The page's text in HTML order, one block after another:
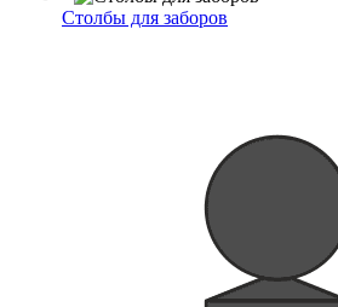
Столбы для заборов